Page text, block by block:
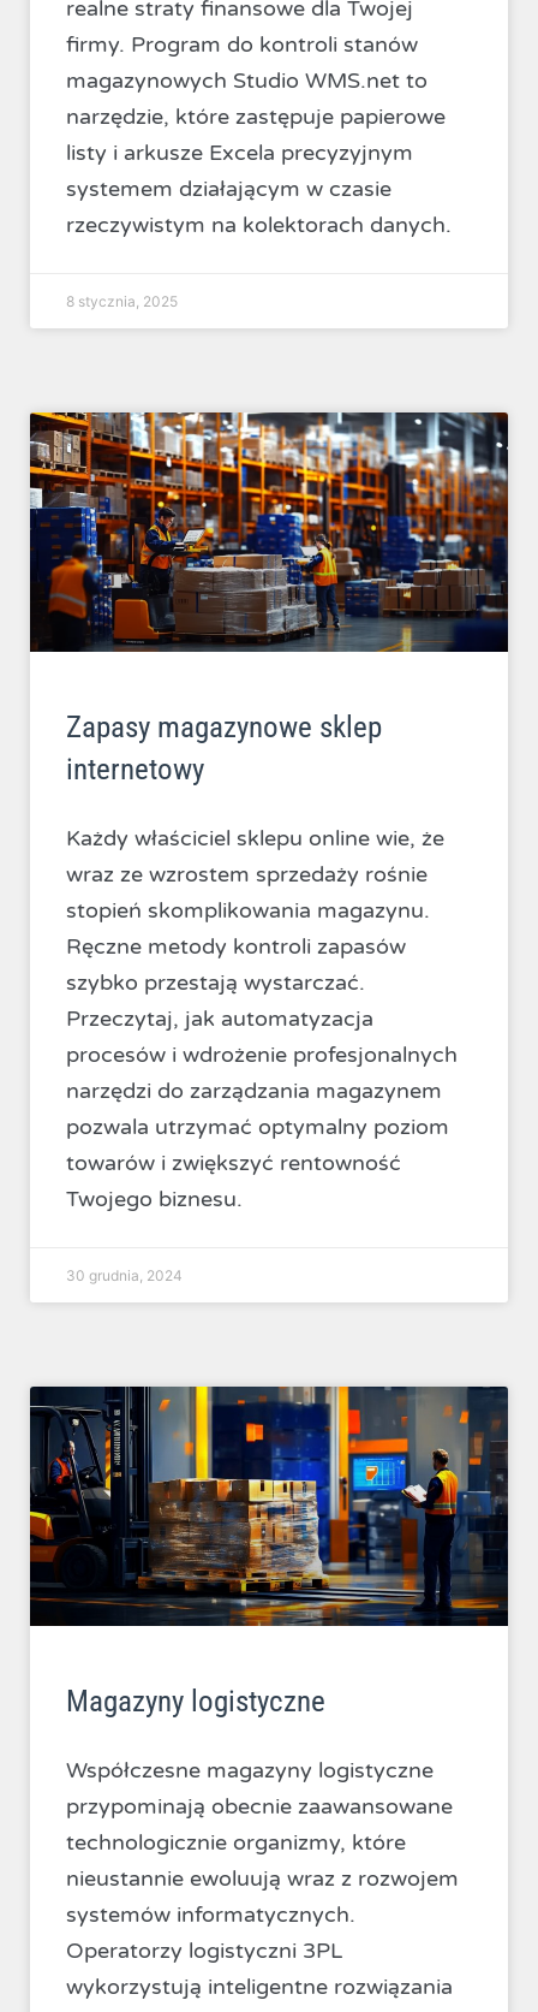
realne straty finansowe dla Twojej
firmy. Program do kontroli stanów
magazynowych Studio WMS.net to
narzędzie, które zastępuje papierowe
listy i arkusze Excela precyzyjnym
systemem działającym w czasie
rzeczywistym na kolektorach danych.
8 stycznia, 2025
Zapasy magazynowe sklep
internetowy
Każdy właściciel sklepu online wie, że
wraz ze wzrostem sprzedaży rośnie
stopień skomplikowania magazynu.
Ręczne metody kontroli zapasów
szybko przestają wystarczać.
Przeczytaj, jak automatyzacja
procesów i wdrożenie profesjonalnych
narzędzi do zarządzania magazynem
pozwala utrzymać optymalny poziom
towarów i zwiększyć rentowność
Twojego biznesu.
30 grudnia, 2024
Magazyny logistyczne
Współczesne magazyny logistyczne
przypominają obecnie zaawansowane
technologicznie organizmy, które
nieustannie ewoluują wraz z rozwojem
systemów informatycznych.
Operatorzy logistyczni 3PL
wykorzystują inteligentne rozwiązania